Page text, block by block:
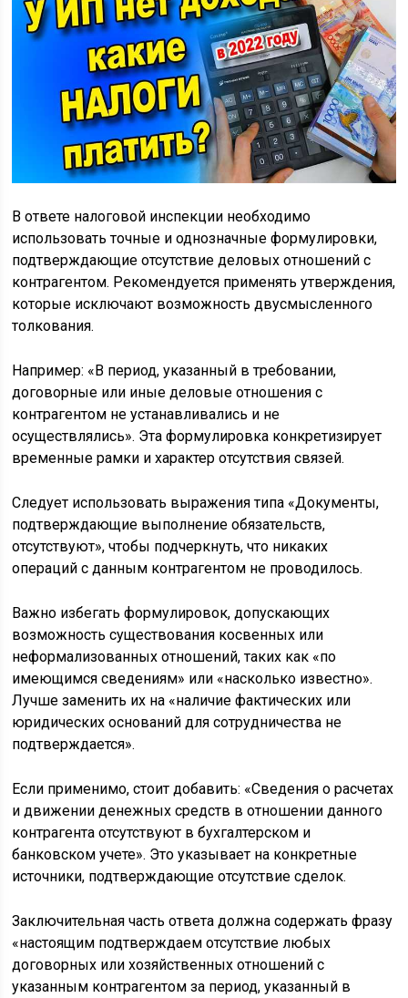
В ответе налоговой инспекции необходимо
использовать точные и однозначные формулировки,
подтверждающие отсутствие деловых отношений с
контрагентом. Рекомендуется применять утверждения,
которые исключают возможность двусмысленного
толкования.
Например: «В период, указанный в требовании,
договорные или иные деловые отношения с
контрагентом не устанавливались и не
осуществлялись». Эта формулировка конкретизирует
временные рамки и характер отсутствия связей.
Следует использовать выражения типа «Документы,
подтверждающие выполнение обязательств,
отсутствуют», чтобы подчеркнуть, что никаких
операций с данным контрагентом не проводилось.
Важно избегать формулировок, допускающих
возможность существования косвенных или
неформализованных отношений, таких как «по
имеющимся сведениям» или «насколько известно».
Лучше заменить их на «наличие фактических или
юридических оснований для сотрудничества не
подтверждается».
Если применимо, стоит добавить: «Сведения о расчетах
и движении денежных средств в отношении данного
контрагента отсутствуют в бухгалтерском и
банковском учете». Это указывает на конкретные
источники, подтверждающие отсутствие сделок.
Заключительная часть ответа должна содержать фразу
«настоящим подтверждаем отсутствие любых
договорных или хозяйственных отношений с
указанным контрагентом за период, указанный в